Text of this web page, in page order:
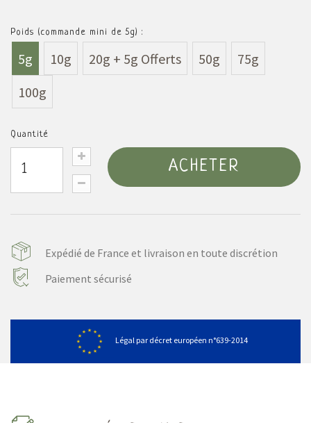
Poids (commande mini de 5g) :
5g 10g 20g + 5g Offerts 50g
75g
100g
Quantité
ACHETER
Expédié de France et livraison en toute discrétion
Paiement sécurisé
Légal par décret européen n°639-2014